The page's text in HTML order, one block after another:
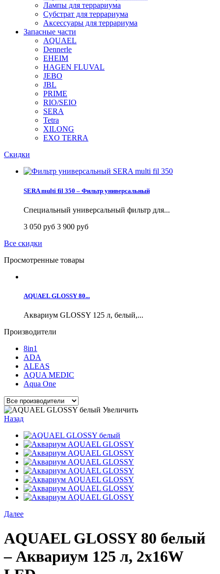
Лампы для террариума
Субстрат для террариума
Аксессуары для террариума
Запасные части
AQUAEL
Dennerle
EHEIM
HAGEN FLUVAL
JEBO
JBL
PRIME
RIO/SEIO
SERA
Tetra
XILONG
EXO TERRA
Скидки
SERA multi fil 350 – Фильтр универсальный
Специальный универсальный фильтр для...
3 050 руб 3 900 руб
Все скидки
Просмотренные товары
AQUAEL GLOSSY 80...
Аквариум GLOSSY 125 л, белый,...
Производители
8in1
ADA
ALEAS
AQUA MEDIC
Aqua One
Увеличить
Назад
Далее
AQUAEL GLOSSY 80 белый
– Аквариум 125 л, 2x16W